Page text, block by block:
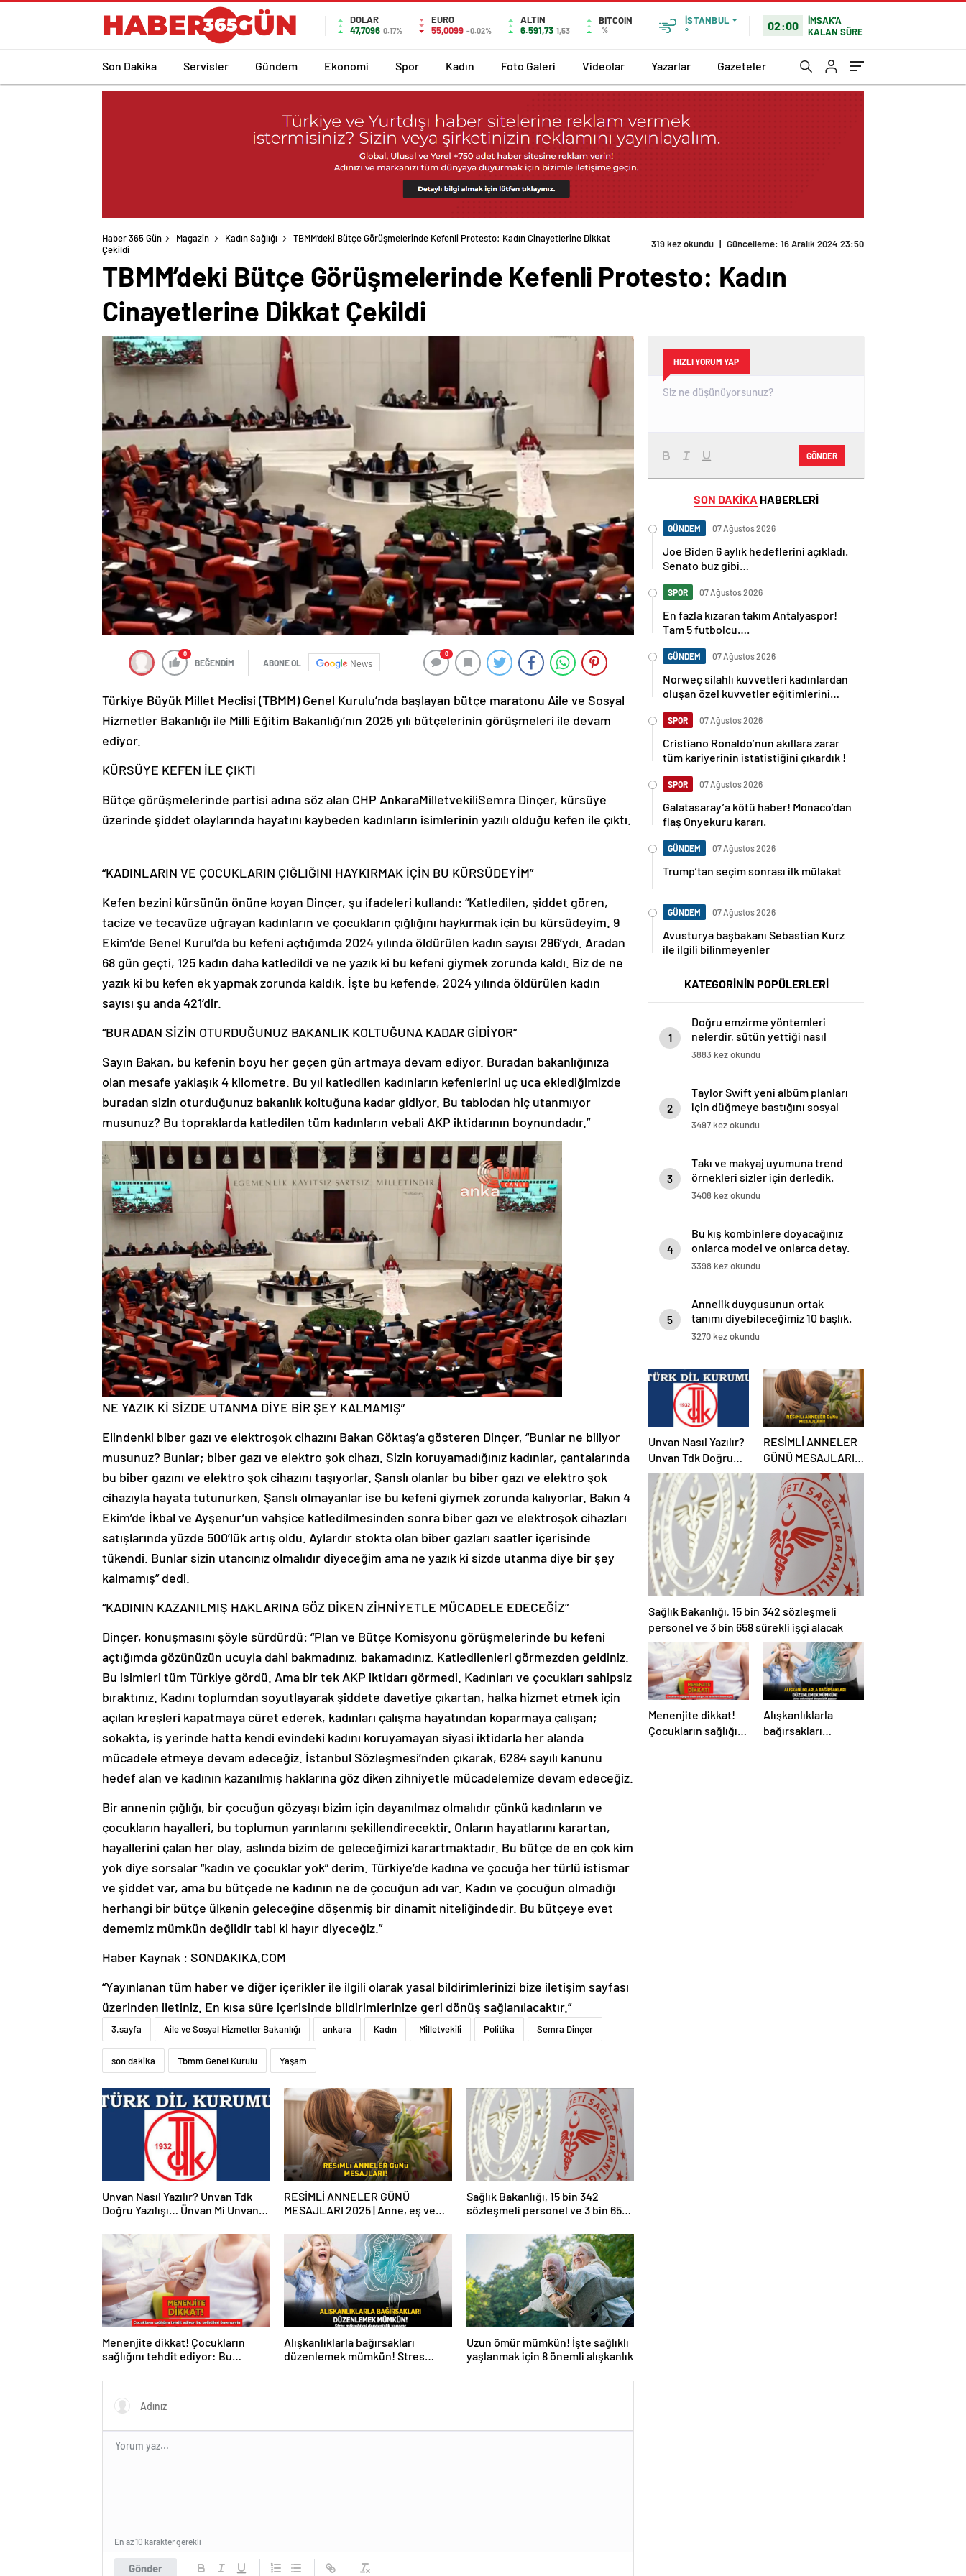
DOLAR
47,7096 0.17%
EURO
55,0099 -0.02%
ALTIN
6.591,73 1,53
BITCOIN
%
İSTANBUL
°
02:00
İMSAK'A
KALAN SÜRE
Son Dakika Servisler Gündem Ekonomi Spor Kadın Foto Galeri Videolar Yazarlar Gazeteler
Haber 365 Gün Magazin Kadın Sağlığı
TBMM’deki Bütçe Görüşmelerinde Kefenli Protesto: Kadın Cinayetlerine Dikkat
Çekildi
319 kez okundu | Güncelleme: 16 Aralık 2024 23:50
TBMM’deki Bütçe Görüşmelerinde Kefenli Protesto: Kadın
Cinayetlerine Dikkat Çekildi
0
BEĞENDİM ABONE OL News
0
Türkiye Büyük Millet Meclisi (TBMM) Genel Kurulu’nda başlayan bütçe maratonu Aile ve Sosyal
Hizmetler Bakanlığı ile Milli Eğitim Bakanlığı’nın 2025 yılı bütçelerinin görüşmeleri ile devam
ediyor.
KÜRSÜYE KEFEN İLE ÇIKTI
Bütçe görüşmelerinde partisi adına söz alan CHP AnkaraMilletvekiliSemra Dinçer, kürsüye
üzerinde şiddet olaylarında hayatını kaybeden kadınların isimlerinin yazılı olduğu kefen ile çıktı.
“KADINLARIN VE ÇOCUKLARIN ÇIĞLIĞINI HAYKIRMAK İÇİN BU KÜRSÜDEYİM”
Kefen bezini kürsünün önüne koyan Dinçer, şu ifadeleri kullandı: “Katledilen, şiddet gören,
tacize ve tecavüze uğrayan kadınların ve çocukların çığlığını haykırmak için bu kürsüdeyim. 9
Ekim’de Genel Kurul’da bu kefeni açtığımda 2024 yılında öldürülen kadın sayısı 296’ydı. Aradan
68 gün geçti, 125 kadın daha katledildi ve ne yazık ki bu kefeni giymek zorunda kaldı. Biz de ne
yazık ki bu kefen ek yapmak zorunda kaldık. İşte bu kefende, 2024 yılında öldürülen kadın
sayısı şu anda 421’dir.
“BURADAN SİZİN OTURDUĞUNUZ BAKANLIK KOLTUĞUNA KADAR GİDİYOR”
Sayın Bakan, bu kefenin boyu her geçen gün artmaya devam ediyor. Buradan bakanlığınıza
olan mesafe yaklaşık 4 kilometre. Bu yıl katledilen kadınların kefenlerini uç uca eklediğimizde
buradan sizin oturduğunuz bakanlık koltuğuna kadar gidiyor. Bu tablodan hiç utanmıyor
musunuz? Bu topraklarda katledilen tüm kadınların vebali AKP iktidarının boynundadır.”
NE YAZIK Kİ SİZDE UTANMA DİYE BİR ŞEY KALMAMIŞ”
Elindenki biber gazı ve elektroşok cihazını Bakan Göktaş’a gösteren Dinçer, “Bunlar ne biliyor
musunuz? Bunlar; biber gazı ve elektro şok cihazı. Sizin koruyamadığınız kadınlar, çantalarında
bu biber gazını ve elektro şok cihazını taşıyorlar. Şanslı olanlar bu biber gazı ve elektro şok
cihazıyla hayata tutunurken, Şanslı olmayanlar ise bu kefeni giymek zorunda kalıyorlar. Bakın 4
Ekim’de İkbal ve Ayşenur’un vahşice katledilmesinden sonra biber gazı ve elektroşok cihazları
satışlarında yüzde 500’lük artış oldu. Aylardır stokta olan biber gazları saatler içerisinde
tükendi. Bunlar sizin utancınız olmalıdır diyeceğim ama ne yazık ki sizde utanma diye bir şey
kalmamış” dedi.
“KADININ KAZANILMIŞ HAKLARINA GÖZ DİKEN ZİHNİYETLE MÜCADELE EDECEĞİZ”
Dinçer, konuşmasını şöyle sürdürdü: “Plan ve Bütçe Komisyonu görüşmelerinde bu kefeni
açtığımda gözünüzün ucuyla dahi bakmadınız, bakamadınız. Katledilenleri görmezden geldiniz.
Bu isimleri tüm Türkiye gördü. Ama bir tek AKP iktidarı görmedi. Kadınları ve çocukları sahipsiz
bıraktınız. Kadını toplumdan soyutlayarak şiddete davetiye çıkartan, halka hizmet etmek için
açılan kreşleri kapatmaya cüret ederek, kadınları çalışma hayatından koparmaya çalışan;
sokakta, iş yerinde hatta kendi evindeki kadını koruyamayan siyasi iktidarla her alanda
mücadele etmeye devam edeceğiz. İstanbul Sözleşmesi’nden çıkarak, 6284 sayılı kanunu
hedef alan ve kadının kazanılmış haklarına göz diken zihniyetle mücadelemize devam edeceğiz.
Bir annenin çığlığı, bir çocuğun gözyaşı bizim için dayanılmaz olmalıdır çünkü kadınların ve
çocukların hayalleri, bu toplumun yarınlarını şekillendirecektir. Onların hayatlarını karartan,
hayallerini çalan her olay, aslında bizim de geleceğimizi karartmaktadır. Bu bütçe de en çok kim
yok diye sorsalar “kadın ve çocuklar yok” derim. Türkiye’de kadına ve çocuğa her türlü istismar
ve şiddet var, ama bu bütçede ne kadının ne de çocuğun adı var. Kadın ve çocuğun olmadığı
herhangi bir bütçe ülkenin geleceğine döşenmiş bir dinamit niteliğindedir. Bu bütçeye evet
dememiz mümkün değildir tabi ki hayır diyeceğiz.”
Haber Kaynak : SONDAKIKA.COM
“Yayınlanan tüm haber ve diğer içerikler ile ilgili olarak yasal bildirimlerinizi bize iletişim sayfası
üzerinden iletiniz. En kısa süre içerisinde bildirimlerinize geri dönüş sağlanılacaktır.”
3.sayfa Aile ve Sosyal Hizmetler Bakanlığı ankara Kadın Milletvekili Politika Semra Dinçer
son dakika Tbmm Genel Kurulu Yaşam
Unvan Nasıl Yazılır? Unvan Tdk
Doğru Yazılışı… Ünvan Mi Unvan
RESİMLİ ANNELER GÜNÜ
MESAJLARI 2025 | Anne, eş ve
Instagram’da paylaşabileceğiniz
en güzel Anneler Günü mesajları
Sağlık Bakanlığı, 15 bin 342
sözleşmeli personel ve 3 bin 658
Menenjite dikkat! Çocukların
sağlığını tehdit ediyor: Bu
Alışkanlıklarla bağırsakları
düzenlemek mümkün! Stres
Uzun ömür mümkün! İşte sağlıklı
yaşlanmak için 8 önemli alışkanlık
Gönder
En az 10 karakter gerekli
HIZLI YORUM YAP
GÖNDER
SON DAKİKA HABERLERİ
GÜNDEM 07 Ağustos 2026
Joe Biden 6 aylık hedeflerini açıkladı.
Senato buz gibi…
SPOR 07 Ağustos 2026
En fazla kızaran takım Antalyaspor!
Tam 5 futbolcu….
GÜNDEM 07 Ağustos 2026
Norweç silahlı kuvvetleri kadınlardan
oluşan özel kuvvetler eğitimlerini
SPOR 07 Ağustos 2026
Cristiano Ronaldo’nun akıllara zarar
tüm kariyerinin istatistiğini çıkardık !
SPOR 07 Ağustos 2026
Galatasaray’a kötü haber! Monaco’dan
flaş Onyekuru kararı.
GÜNDEM 07 Ağustos 2026
Trump’tan seçim sonrası ilk mülakat
GÜNDEM 07 Ağustos 2026
Avusturya başbakanı Sebastian Kurz
ile ilgili bilinmeyenler
KATEGORİNİN POPÜLERLERİ
1
Doğru emzirme yöntemleri
nelerdir, sütün yettiği nasıl
anlaşılır?
3883 kez okundu
2
Taylor Swift yeni albüm planları
için düğmeye bastığını sosyal
medyadan duyurdu!
3497 kez okundu
3
Takı ve makyaj uyumuna trend
örnekleri sizler için derledik.
3408 kez okundu
4
Bu kış kombinlere doyacağınız
onlarca model ve onlarca detay.
3398 kez okundu
5
Annelik duygusunun ortak
tanımı diyebileceğimiz 10 başlık.
3270 kez okundu
Unvan Nasıl Yazılır?
Unvan Tdk Doğru
Yazılışı… Ünvan Mi
Unvan Mı?
RESİMLİ ANNELER
GÜNÜ MESAJLARI
2025 | Anne, eş ve
kayınvalideye özel
WhatsApp ve
Instagram’da
paylaşabileceğiniz
en güzel Anneler
Günü mesajları
Sağlık Bakanlığı, 15 bin 342 sözleşmeli
personel ve 3 bin 658 sürekli işçi alacak
Menenjite dikkat!
Çocukların sağlığını
Alışkanlıklarla
bağırsakları